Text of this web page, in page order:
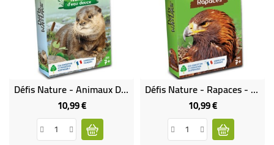
Défis Nature - Animaux D'eau Douce - Bioviva
10,99 €Prix
Défis Nature - Rapaces - Bioviva
10,99 €Prix